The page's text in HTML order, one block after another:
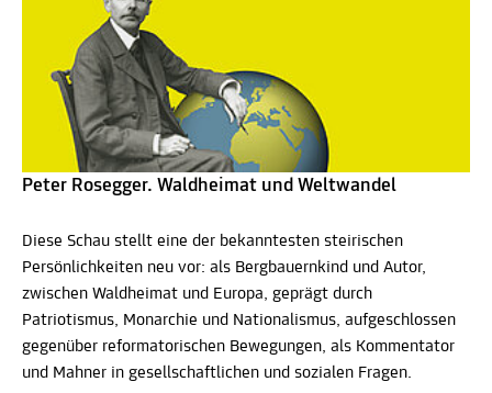
Peter Rosegger. Waldheimat und Weltwandel
Diese Schau stellt eine der bekanntesten steirischen
Persönlichkeiten neu vor: als Bergbauernkind und Autor,
zwischen Waldheimat und Europa, geprägt durch
Patriotismus, Monarchie und Nationalismus, aufgeschlossen
gegenüber reformatorischen Bewegungen, als Kommentator
und Mahner in gesellschaftlichen und sozialen Fragen.